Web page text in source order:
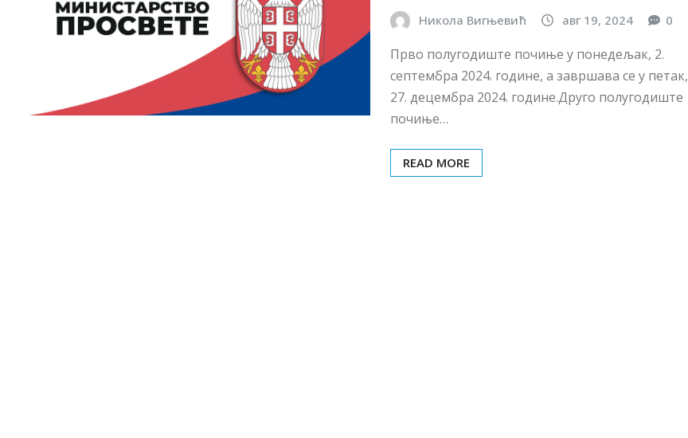
Никола Вигњевић авг 19, 2024 0
Прво полугодиште почиње у понедељак, 2.
септембра 2024. године, а завршава се у петак,
27. децембра 2024. године.Друго полугодиште
почиње…
READ MORE